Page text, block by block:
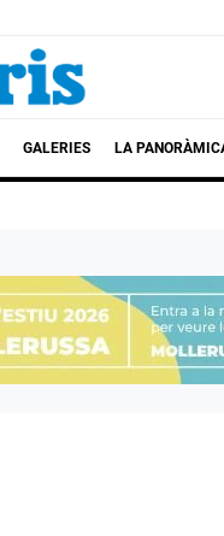
GALERIES LA